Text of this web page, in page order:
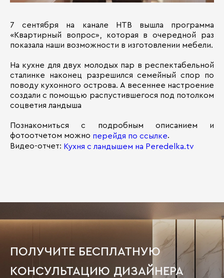
7 сентября на канале НТВ вышла программа
«Квартирный вопрос», которая в очередной раз
показала наши возможности в изготовлении мебели.
На кухне для двух молодых пар в респектабельной
сталинке наконец разрешился семейный спор по
поводу кухонного острова. А весеннее настроение
создали с помощью распустившегося под потолком
соцветия ландыша
Познакомиться с подробным описанием и
фотоотчетом можно перейдя по ссылке.
Видео-отчет: Кухня с ландышем на Peredelka.tv
ПОЛУЧИТЕ БЕСПЛАТНУЮ
КОНСУЛЬТАЦИЮ ДИЗАЙНЕРА